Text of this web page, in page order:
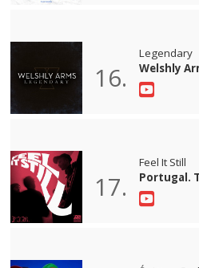
16.
Legendary
Welshly
17.
Feel It Still
Portugal.